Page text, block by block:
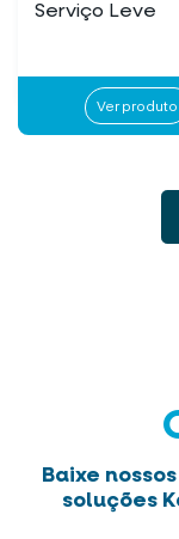
Serviço Leve
Ver produto
Baixe
soluções